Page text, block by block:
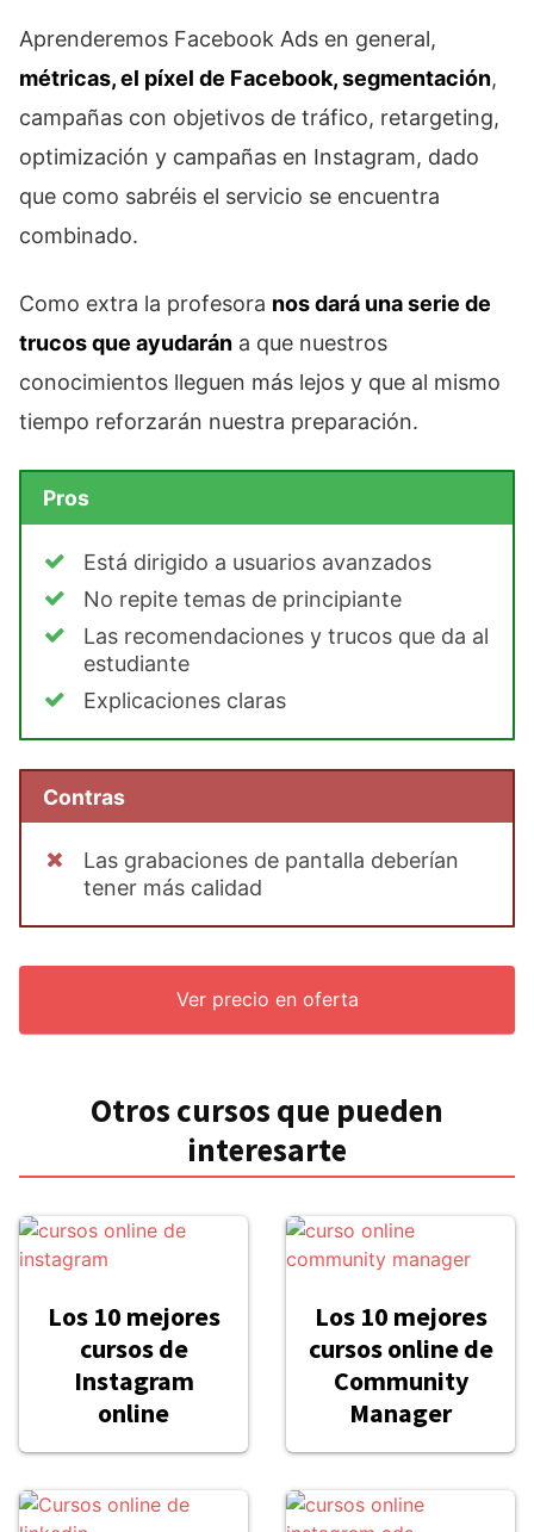
Aprenderemos Facebook Ads en general,
métricas, el píxel de Facebook, segmentación,
campañas con objetivos de tráfico, retargeting,
optimización y campañas en Instagram, dado
que como sabréis el servicio se encuentra
combinado.
Como extra la profesora nos dará una serie de
trucos que ayudarán a que nuestros
conocimientos lleguen más lejos y que al mismo
tiempo reforzarán nuestra preparación.
Pros
Está dirigido a usuarios avanzados
No repite temas de principiante
Las recomendaciones y trucos que da al
estudiante
Explicaciones claras
Contras
Las grabaciones de pantalla deberían
tener más calidad
Ver precio en oferta
Otros cursos que pueden
interesarte
Los 10 mejores
cursos de
Instagram
online
Los 10 mejores
cursos online de
Community
Manager